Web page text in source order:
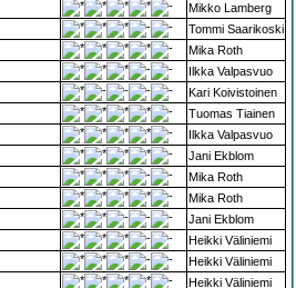
Mikko Lamberg
Tommi Saarikoski
Mika Roth
Ilkka Valpasvuo
Kari Koivistoinen
Tuomas Tiainen
Ilkka Valpasvuo
Jani Ekblom
Mika Roth
Mika Roth
Jani Ekblom
Heikki Väliniemi
Heikki Väliniemi
Heikki Väliniemi